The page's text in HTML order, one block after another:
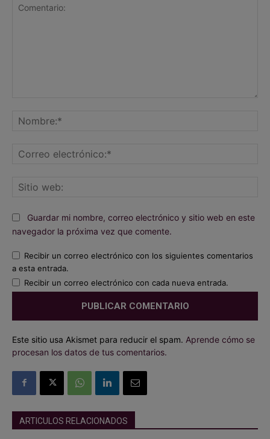
Guardar mi nombre, correo electrónico y sitio web en este
navegador la próxima vez que comente.
Recibir un correo electrónico con los siguientes comentarios
a esta entrada.
Recibir un correo electrónico con cada nueva entrada.
Este sitio usa Akismet para reducir el spam. Aprende cómo se
procesan los datos de tus comentarios.
ARTICULOS RELACIONADOS